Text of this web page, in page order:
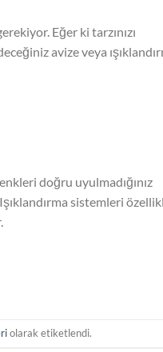
Eğer ki tarzınızı
avize veya
doğru uyulmadığınız
sistemleri
olarak etiketlendi.